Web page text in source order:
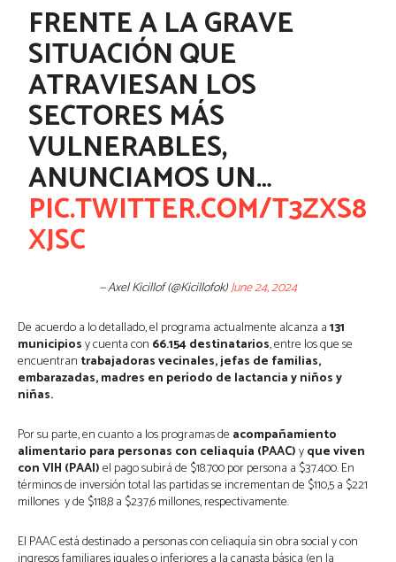
FRENTE A LA GRAVE
SITUACIÓN QUE
ATRAVIESAN LOS
SECTORES MÁS
VULNERABLES,
ANUNCIAMOS UN…
PIC.TWITTER.COM/T3ZXS8
XJSC
— Axel Kicillof (@Kicillofok)June 24, 2024
De acuerdo a lo detallado, el programa actualmente alcanza a131
municipiosy cuenta con 66.154 destinatarios, entre los que se
encuentran trabajadoras vecinales, jefas de familias,
embarazadas, madres en período de lactancia y niños y
niñas.
Por su parte, en cuanto a los programas de acompañamiento
alimentario para personas con celiaquía (PAAC)yque viven
con VIH (PAAI)el pago subirá de $18.700 por persona a $37.400. En
términos de inversión total las partidas se incrementan de $110,5 a $221
millones y de $118,8 a $237,6 millones, respectivamente.
El PAAC está destinado a personas con celiaquía sin obra social y con